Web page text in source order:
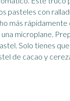
pasteles con
más rápidamente
una microplane.
Solo tienes
de cacao y